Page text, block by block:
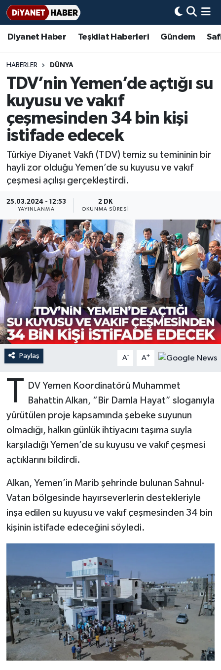
Diyanet Haber Teşkilat Haberleri Gündem
HABERLER DÜNYA
TDV’nin Yemen’de açtığı su
kuyusu ve vakıf
çeşmesinden 34 bin kişi
istifade edecek
Türkiye Diyanet Vakfı (TDV) temiz su temininin bir
hayli zor olduğu Yemen’de su kuyusu ve vakıf
çeşmesi açılışı gerçekleştirdi.
25.03.2024 - 12:53
YAYINLANMA
2 DK
OKUNMA SÜRESI
Paylaş A- A+
T DV Yemen Koordinatörü Muhammet
Bahattin Alkan, “Bir Damla Hayat” sloganıyla
yürütülen proje kapsamında şebeke suyunun
olmadığı, halkın günlük ihtiyacını taşıma suyla
karşıladığı Yemen’de su kuyusu ve vakıf çeşmesi
açtıklarını bildirdi.
Alkan, Yemen’in Marib şehrinde bulunan Sahnul-
Vatan bölgesinde hayırseverlerin destekleriyle
inşa edilen su kuyusu ve vakıf çeşmesinden 34 bin
kişinin istifade edeceğini söyledi.
Diyanet Haber
Teşkilat Haberleri
Adana Müftülüğü
Adıyaman Müftülüğü
Afyonkarahisar Müftülüğü
Ağrı Müftülüğü
Aksaray Müftülüğü
Amasya Müftülüğü
Antalya Müftülüğü
Ardahan Müftülüğü
Artvin Müftülüğü
Aydın Müftülüğü
Balıkesir Müftülüğü
Bartın Müftülüğü
Batman Müftülüğü
Bayburt Müftülüğü
Bilecik Müftülüğü
Bingöl Müftülüğü
Burdur Müftülüğü
Bursa Müftülüğü
Çanakkale Müftülüğü
Çankırı Müftülüğü
Çorum Müftülüğü
Denizli Müftülüğü
Gündem
#Keşfet
Bir Ayet
Bir Hikaye
Biyografiler
Dini kavramlar
Diyanet Bilgi
Diyanet Takvimi
Hadislerle İslam
Kudüs
Kurban
Mukabele
Peygamberimizin Hayatı
Ramazan
Sahabeler
Zekat
Basında Bugün
DİYANET eKİTAP
Aile Dergisi
Aylık Dergi
Hutbeler
DİYANET AKADEMİ
DİYANET GENÇLİK
DİYANET RADYO/TV
DEPREM
Dünya
Eğitim
İmam Hatip Okulları
Kültür-Sanat
Aile
Başmakale
Ekonomi
Duyurular
Hadis-i Şerifler
Hayat Okumaları
Bilim, Teknoloji
Biyografiler
Diyanet TV
Nöbetçi Eczaneler
Hava Durumu
Ankara Namaz Vakitleri
Trafik Durumu
Süper Lig Puan Durumu ve Fikstür
Tüm Manşetler
Haber Arşivi